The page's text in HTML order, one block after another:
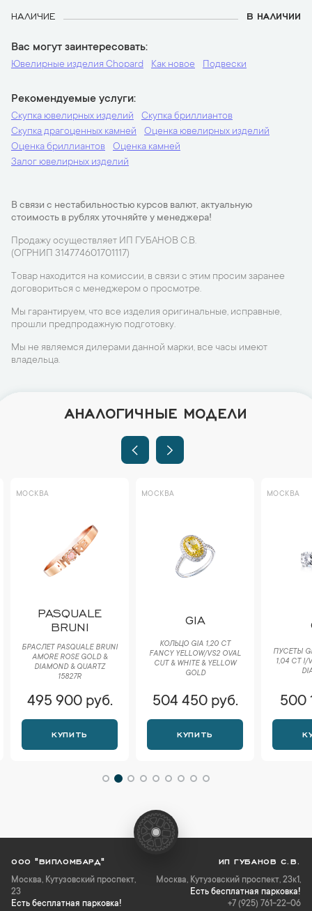
НАЛИЧИЕ
В НАЛИЧИИ
Вас могут заинтересовать
Ювелирные изделия Chopard Как новое Подвески
Рекомендуемые услуги
Скупка ювелирных изделий
Скупка бриллиантов
Скупка драгоценных камней
Оценка ювелирных изделий
Оценка бриллиантов
Оценка камней
Залог ювелирных изделий
В связи с нестабильностью курсов валют, актуальную
стоимость в рублях уточняйте у менеджера!
Продажу осуществляет ИП ГУБАНОВ С.В.
(ОГРНИП 314774601701117)
Товар находится на комиссии, в связи с этим просим заранее
договориться с менеджером о просмотре.
Мы гарантируем, что все изделия оригинальные, исправные,
прошли предпродажную подготовку.
Мы не являемся дилерами данной марки, все часы имеют
владельца.
АНАЛОГИЧНЫЕ МОДЕЛИ
МОСКВА
PASQUALE
BRUNI
БРАСЛЕТ PASQUALE BRUNI
AMORE ROSE GOLD &
DIAMOND & QUARTZ
15827R
495 900 руб.
КУПИТЬ
МОСКВА
GIA
КОЛЬЦО GIA 1,20 CT
FANCY YELLOW/VS2 OVAL
CUT & WHITE & YELLOW
GOLD
504 450 руб.
КУПИТЬ
МОСКВА
ПУСЕТЫ
1,04 CT I/
500
ООО "ВИПЛОМБАРД"
Москва, Кутузовский проспект,
23
Есть бесплатная парковка!
ИП ГУБАНОВ С.В.
Москва, Кутузовский проспект, 23к1,
Есть бесплатная парковка!
+7 (925) 761-22-06